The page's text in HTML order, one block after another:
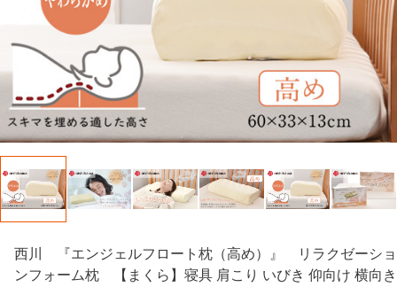
西川 『エンジェルフロート枕（高め）』 リラクゼーショ
ンフォーム枕 【まくら】寝具 肩こり いびき 仰向け 横向き